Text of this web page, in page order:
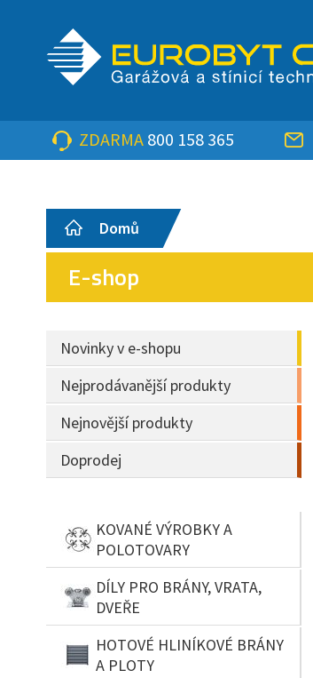
ZDARMA 800 158 365
Domů
E-shop
Novinky v e-shopu
Nejprodávanější produkty
Nejnovější produkty
Doprodej
KOVANÉ VÝROBKY A
POLOTOVARY
DÍLY PRO BRÁNY, VRATA,
DVEŘE
HOTOVÉ HLINÍKOVÉ BRÁNY
A PLOTY